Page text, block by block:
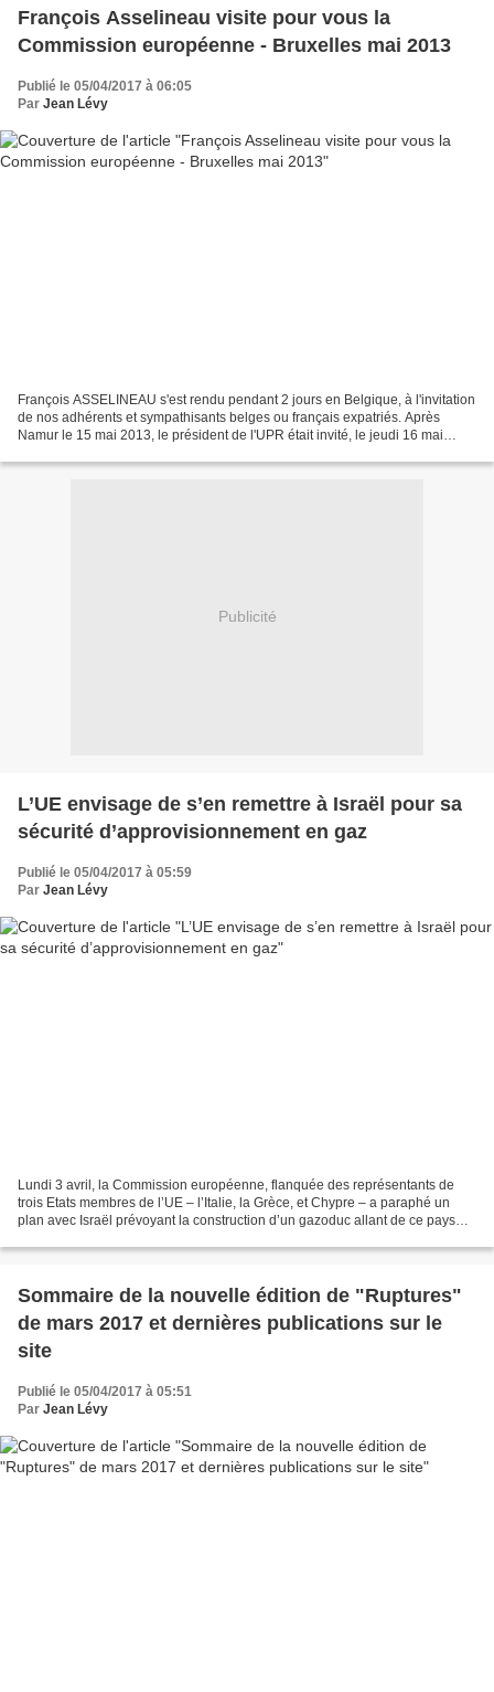
François Asselineau visite pour vous la
Commission européenne - Bruxelles mai 2013
Publié le 05/04/2017 à 06:05
Par Jean Lévy
François ASSELINEAU s'est rendu pendant 2 jours en Belgique, à l'invitation
de nos adhérents et sympathisants belges ou français expatriés. Après
Namur le 15 mai 2013, le président de l'UPR était invité, le jeudi 16 mai
Publicité
L’UE envisage de s’en remettre à Israël pour sa
sécurité d’approvisionnement en gaz
Publié le 05/04/2017 à 05:59
Par Jean Lévy
Lundi 3 avril, la Commission européenne, flanquée des représentants de
trois Etats membres de l’UE – l’Italie, la Grèce, et Chypre – a paraphé un
plan avec Israël prévoyant la construction d’un gazoduc allant de ce pays
Sommaire de la nouvelle édition de "Ruptures"
de mars 2017 et dernières publications sur le
site
Publié le 05/04/2017 à 05:51
Par Jean Lévy